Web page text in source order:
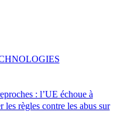
: l’UE échoue à
les règles contre les abus sur